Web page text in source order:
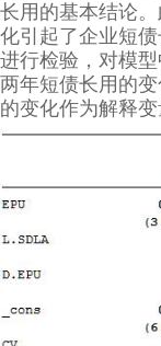
长用的基本结论
化引起了企业短
进行检验，对模
两年短债长用的
的变化作为解释